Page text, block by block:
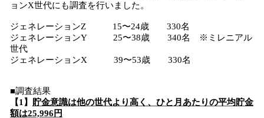
ョンX世代にも調査を行いました。
ジェネレーションZ 15〜24歳 330名
ジェネレーションY 25〜38歳 340名 ※ミレニアル
世代
ジェネレーションX 39〜53歳 330名
■調査結果
【1】 貯金意識は他の世代より高く、ひと月あたりの平均貯金
額は25,996円